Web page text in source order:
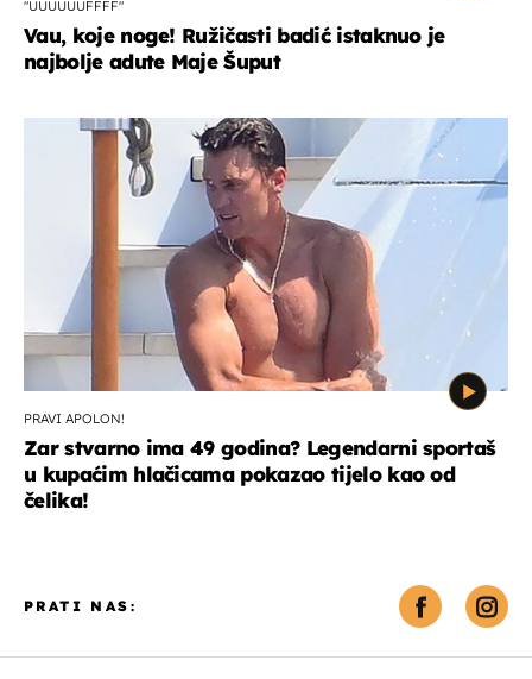
"UUUUUUFFFF"
Vau, koje noge! Ružičasti badić istaknuo je
najbolje adute Maje Šuput
PRAVI APOLON!
Zar stvarno ima 49 godina? Legendarni sportaš
u kupaćim hlačicama pokazao tijelo kao od
čelika!
PRATI NAS: